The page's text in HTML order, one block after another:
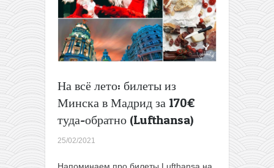
170€
туда-
обратно
(до
2022
На всё лето: билеты из
Минска в Мадрид за 170€
туда-обратно (Lufthansa)
25/02/2021